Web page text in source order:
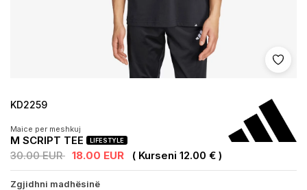
Shto
KD2259
Maice per meshkuj
M SCRIPT TEE LIFESTYLE
30.00 EUR 18.00 EUR ( Kurseni 12.00 € )
Zgjidhni madhësinë